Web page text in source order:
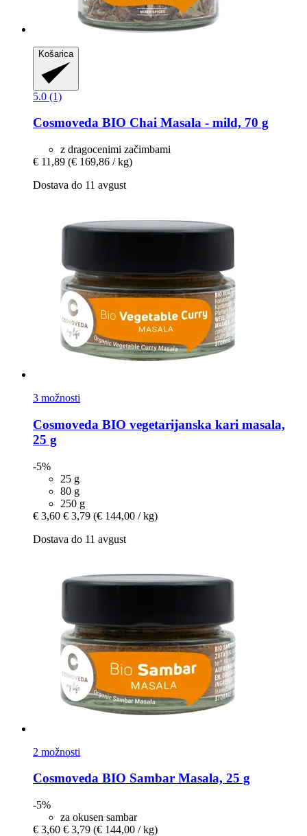
Košarica
5.0 (1)
Cosmoveda BIO Chai Masala -​ mild, 70 g
z dragocenimi začimbami
€ 11,89 (€ 169,86 / kg)
Dostava do 11 avgust
3 možnosti
Cosmoveda BIO vegetarijanska kari masala,
25 g
-5%
25 g
80 g
250 g
€ 3,60 € 3,79 (€ 144,00 / kg)
Dostava do 11 avgust
2 možnosti
Cosmoveda BIO Sambar Masala, 25 g
-5%
za okusen sambar
€ 3,60 € 3,79 (€ 144,00 / kg)